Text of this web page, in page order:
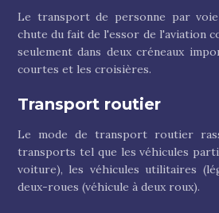
Le transport de personne par
chute du fait de l'essor de l'aviation
seulement dans deux créneaux
courtes et les croisières.
Transport routier
Le mode de transport routier
transports tel que les véhicules
voiture), les véhicules utilitaires
deux-roues (véhicule à deux roux).